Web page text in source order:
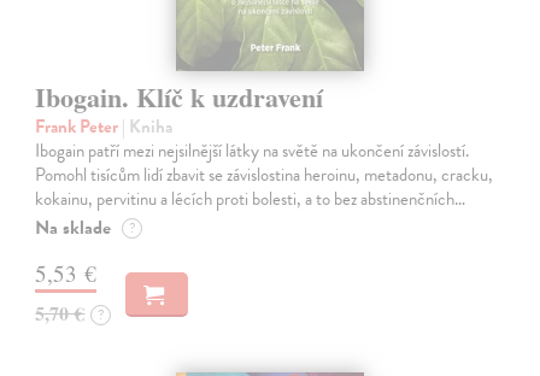
Ibogain. Klíč k uzdravení
Frank Peter| Kniha
Ibogain patří mezi nejsilnější látky na světě na ukončení závislostí.
Pomohl tisícům lidí zbavit se závislostina heroinu, metadonu, cracku,
kokainu, pervitinu a lécích proti bolesti, a to bez abstinenčních…
Na sklade ?
5,53 €
5,70 € ?